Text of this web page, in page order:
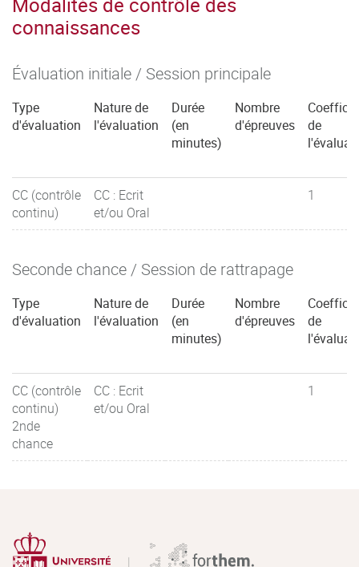
connaissances
Évaluation initiale / Session principale
Type
d'évaluation
Nature de
l'évaluation
Durée
(en
minutes)
Nombre
d'épreuves
de
CC (contrôle
continu)
CC : Ecrit
et/ou Oral
1
Seconde chance / Session de rattrapage
Type
d'évaluation
Nature de
l'évaluation
Durée
(en
minutes)
Nombre
d'épreuves
de
CC (contrôle
continu)
2nde
chance
CC : Ecrit
et/ou Oral
1